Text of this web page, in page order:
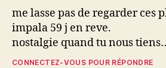
me lasse pas de regarder ces
impala 59 j en reve.
nostalgie quand tu nous
CONNECTEZ-VOUS POUR RÉPONDRE